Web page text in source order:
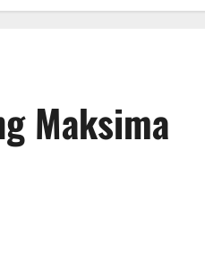
Maksima